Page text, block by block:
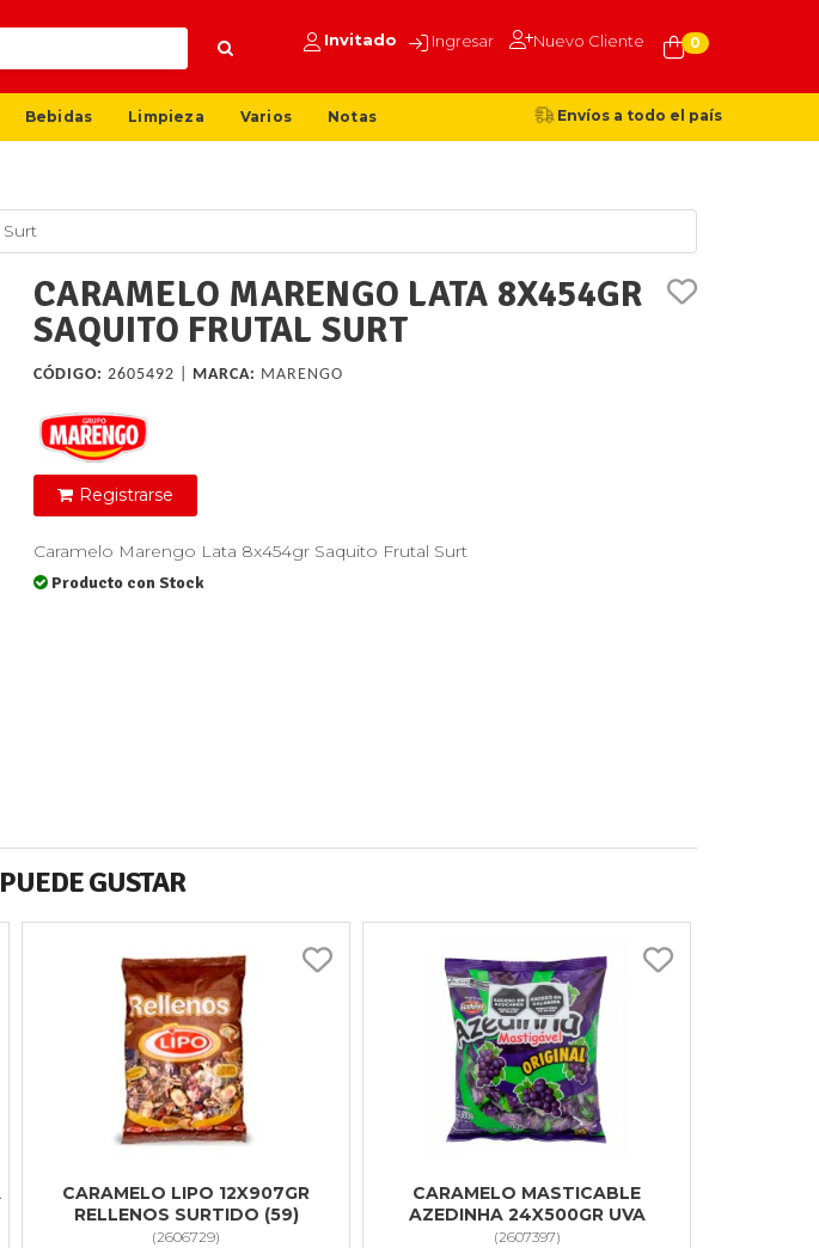
Invitado Ingresar Nuevo Cliente 0
Bebidas Limpieza Varios Notas Envíos a todo el país
CARAMELO MARENGO LATA 8X454GR
SAQUITO FRUTAL SURT
CÓDIGO: 2605492 | MARCA: MARENGO
Registrarse
Caramelo Marengo Lata 8x454gr Saquito Frutal Surt
Producto con Stock
GUSTAR
CARAMELO LIPO 12X907GR
RELLENOS SURTIDO (59)
(2606729)
CARAMELO MASTICABLE
AZEDINHA 24X500GR UVA
(2607397)